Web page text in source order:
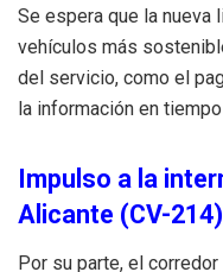
Se espera que la nueva
vehículos más
del servicio, como el
la información en
Impulso a la
Alicante (CV-214)
Por su parte, el corredor